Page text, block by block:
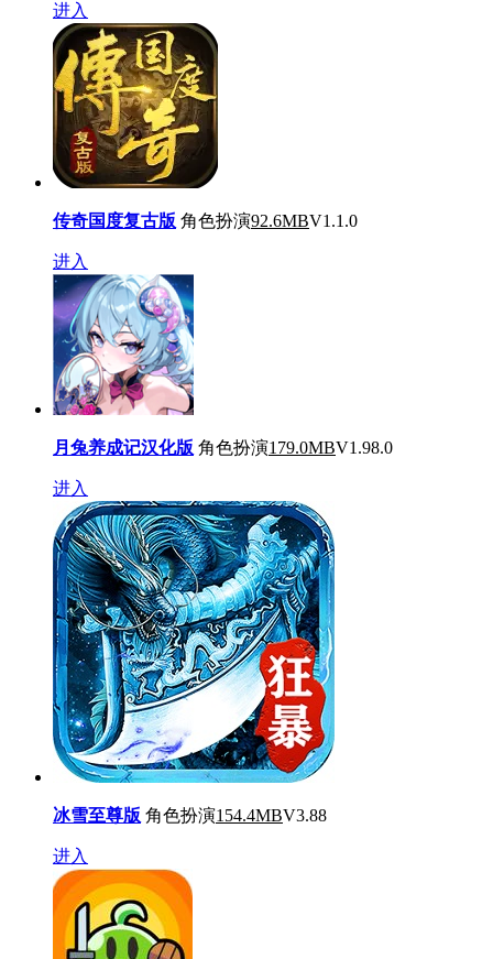
进入
传奇国度复古版 角色扮演92.6MBV1.1.0
进入
月兔养成记汉化版 角色扮演179.0MBV1.98.0
进入
冰雪至尊版 角色扮演154.4MBV3.88
进入